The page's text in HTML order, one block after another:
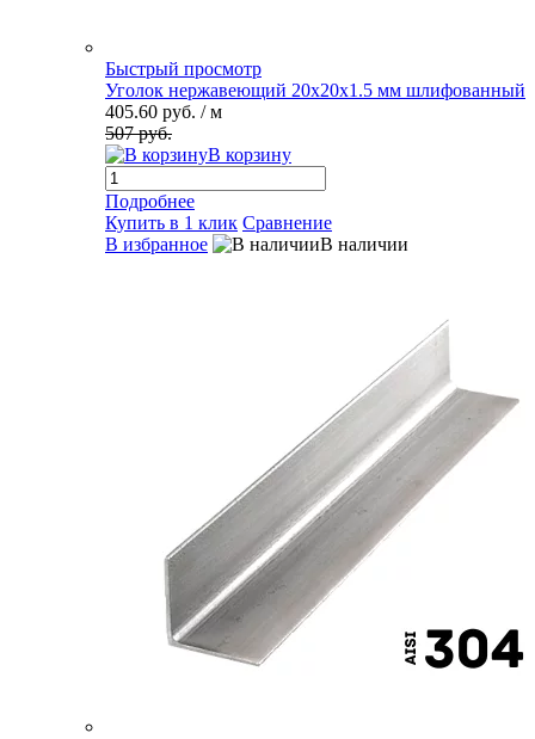
Быстрый просмотр
Уголок нержавеющий 20х20х1.5 мм шлифованный
405.60 руб. / м
507 руб.
В корзину
Подробнее
Купить в 1 клик Сравнение
В избранное
В наличии